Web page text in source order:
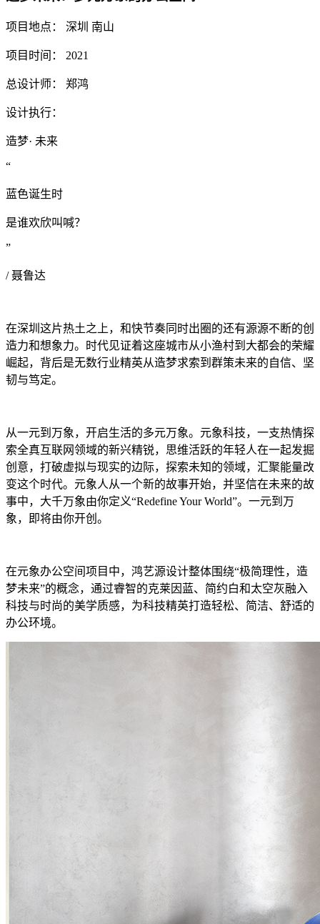
项目地点： 深圳 南山
项目时间： 2021
总设计师： 郑鸿
设计执行：
造梦· 未来
“
蓝色诞生时
是谁欢欣叫喊？
”
/ 聂鲁达
在深圳这片热土之上，和快节奏同时出圈的还有源源不断的创
造力和想象力。时代见证着这座城市从小渔村到大都会的荣耀
崛起，背后是无数行业精英从造梦求索到群策未来的自信、坚
韧与笃定。
从一元到万象，开启生活的多元万象。元象科技，一支热情探
索全真互联网领域的新兴精锐，思维活跃的年轻人在一起发掘
创意，打破虚拟与现实的边际，探索未知的领域，汇聚能量改
变这个时代。元象人从一个新的故事开始，并坚信在未来的故
事中，大千万象由你定义“Redefine Your World”。一元到万
象，即将由你开创。
在元象办公空间项目中，鸿艺源设计整体围绕“极简理性，造
梦未来”的概念，通过睿智的克莱因蓝、简约白和太空灰融入
科技与时尚的美学质感，为科技精英打造轻松、简洁、舒适的
办公环境。